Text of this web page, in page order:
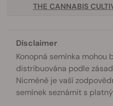
THE CANNABIS
Disclaimer
Konopná semínka mohou
distribuována podle
Nicméně je vaší
semínek seznámit s